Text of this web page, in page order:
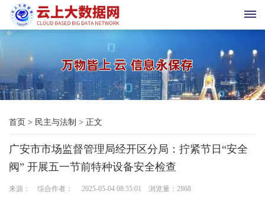
页
科
技
与
首页 > 民主与法制 > 正文
广安市市场监督管理局经开区分局：拧紧节日“安全
阀” 开展五一节前特种设备安全检查
来源： 综合作者： 2025-05-04 08:55:01 浏览量： 2868